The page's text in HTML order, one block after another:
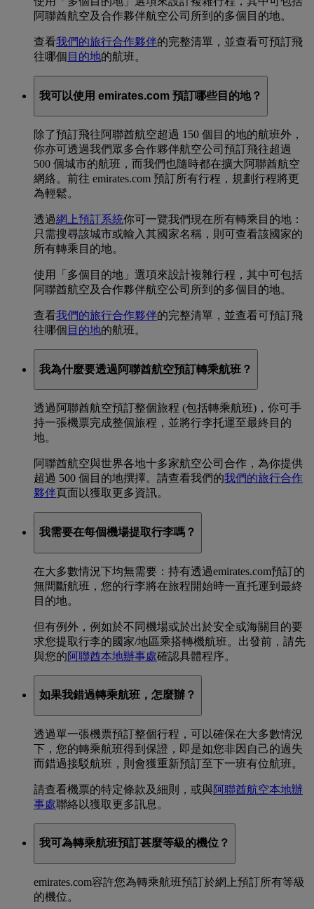
阿聯酋航空及合作夥伴航空公司所到的多個目的地。
查看我們的旅行合作夥伴的完整清單，並查看可預訂飛
往哪個 目的地的航班。
我可以使用 emirates.com 預訂哪些目的地？
除了預訂飛往阿聯酋航空超過 150 個目的地的航班外，
你亦可透過我們眾多合作夥伴航空公司預訂飛往超過
500 個城市的航班，而我們也隨時都在擴大阿聯酋航空
網絡。前往 emirates.com 預訂所有行程，規劃行程將更
為輕鬆。
透過網上預訂系統你可一覽我們現在所有轉乘目的地：
只需搜尋該城市或輸入其國家名稱，則可查看該國家的
所有轉乘目的地。
使用「多個目的地」選項來設計複雜行程，其中可包括
阿聯酋航空及合作夥伴航空公司所到的多個目的地。
查看我們的旅行合作夥伴的完整清單，並查看可預訂飛
往哪個 目的地的航班。
我為什麼要透過阿聯酋航空預訂轉乘航班？
透過阿聯酋航空預訂整個旅程 (包括轉乘航班)，你可手
持一張機票完成整個旅程，並將行李托運至最終目的
地。
阿聯酋航空與世界各地十多家航空公司合作，為你提供
超過 500 個目的地撰擇。請查看我們的我們的旅行合作
夥伴頁面以獲取更多資訊。
我需要在每個機場提取行李嗎？
在大多數情況下均無需要：持有透過emirates.com預訂的
無間斷航班，您的行李將在旅程開始時一直托運到最終
目的地。
但有例外，例如於不同機場或於出於安全或海關目的要
求您提取行李的國家/地區乘搭轉機航班。出發前，請先
與您的阿聯酋本地辦事處確認具體程序。
如果我錯過轉乘航班，怎麼辦？
透過單一張機票預訂整個行程，可以確保在大多數情況
下，您的轉乘航班得到保證，即是如您非因自己的過失
而錯過接駁航班，則會獲重新預訂至下一班有位航班。
請查看機票的特定條款及細則，或與阿聯酋航空本地辦
事處聯絡以獲取更多訊息。
我可為轉乘航班預訂甚麼等級的機位？
emirates.com容許您為轉乘航班預訂於網上預訂所有等級
的機位。